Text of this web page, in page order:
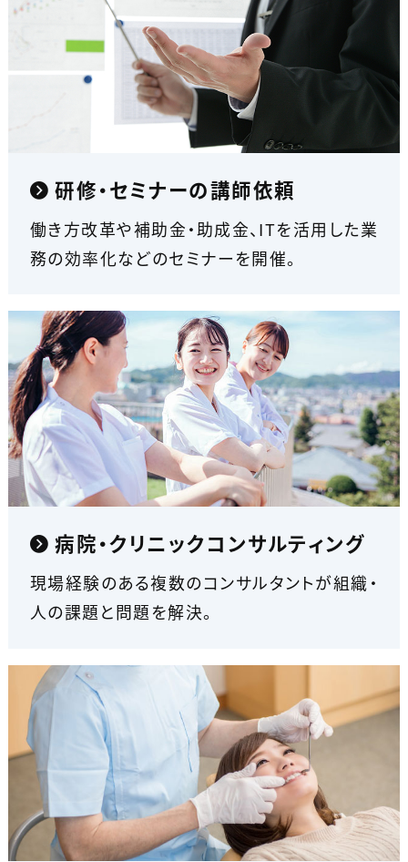
研修・セミナーの講師依頼
働き方改革や補助金・助成金、ITを活用した業
務の効率化などのセミナーを開催。
病院・クリニックコンサルティング
現場経験のある複数のコンサルタントが組織・
人の課題と問題を解決。